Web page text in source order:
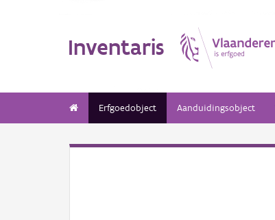
Inventaris
Erfgoedobject Aanduidingsobject